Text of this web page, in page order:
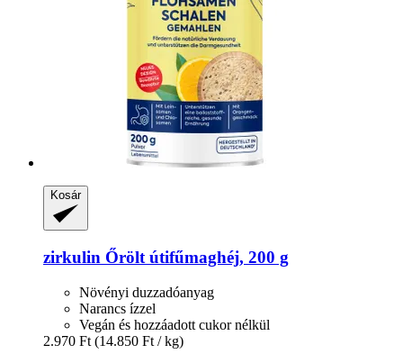
Kosár
zirkulin Őrölt útifűmaghéj, 200 g
Növényi duzzadóanyag
Narancs ízzel
Vegán és hozzáadott cukor nélkül
2.970 Ft (14.850 Ft / kg)